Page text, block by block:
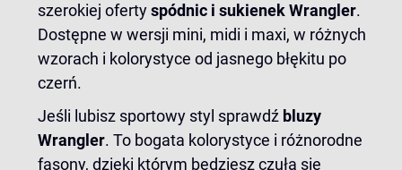
szerokiej ofertyspódnic i sukienek Wrangler.
Dostępne w wersji mini, midi i maxi, w różnych
wzorach i kolorystyce od jasnego błękitu po
czerń.
Jeśli lubisz sportowy styl sprawdź bluzy
Wrangler. To bogata kolorystyce i różnorodne
fasony, dzięki którym będziesz czuła się